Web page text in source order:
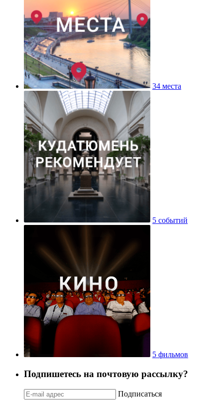
34 места
5 событий
5 фильмов
Подпишетесь на почтовую рассылку?
Подписаться